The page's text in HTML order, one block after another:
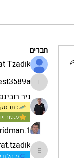
חברים
Tzadik
est3589a
ניר
כותב
מנטור
1.ofer.fridman
efrat.tzadikמנהל.ת